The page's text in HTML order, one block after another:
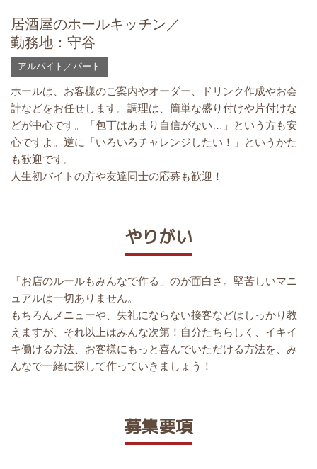
居酒屋のホールキッチン／
勤務地：守谷
アルバイト／パート
ホールは、お客様のご案内やオーダー、ドリンク作成やお会
計などをお任せします。調理は、簡単な盛り付けや片付けな
どが中心です。「包丁はあまり自信がない…」という方も安
心ですよ。逆に「いろいろチャレンジしたい！」というかた
も歓迎です。
人生初バイトの方や友達同士の応募も歓迎！
やりがい
「お店のルールもみんなで作る」のが面白さ。堅苦しいマニ
ュアルは一切ありません。
もちろんメニューや、失礼にならない接客などはしっかり教
えますが、それ以上はみんな次第！自分たちらしく、イキイ
キ働ける方法、お客様にもっと喜んでいただける方法を、み
んなで一緒に探して作っていきましょう！
募集要項